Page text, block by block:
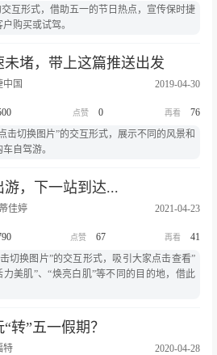
互形式，借助五一的节日热点，宣传保时捷
购买或试驾。
未堵，带上这篇推送出发
中国 2019-04-30
0
76
击切换图片”的交互形式，展示不同的风景和
自驾游。
游，下一站到达...
佳婷 2021-04-23
67
41
切换图片”的交互形式，吸引大家点击查看”
力美肌”、“焕亮白肌”等不同的目的地，借此
转”五一假期？
特 2020-04-28